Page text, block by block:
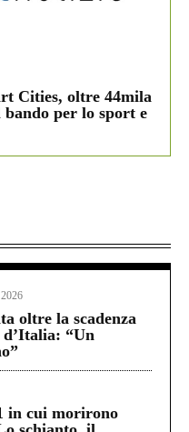
Cities, oltre 44mila
per lo sport e
oltre la scadenza
“Un
in cui morirono